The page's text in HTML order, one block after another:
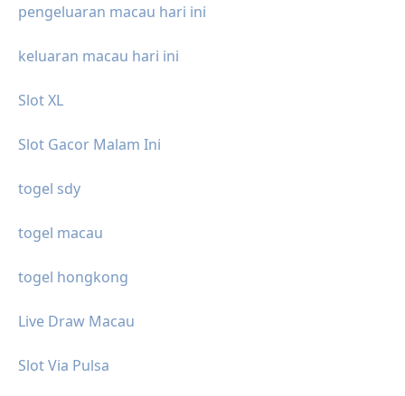
pengeluaran macau hari ini
keluaran macau hari ini
Slot XL
Slot Gacor Malam Ini
togel sdy
togel macau
togel hongkong
Live Draw Macau
Slot Via Pulsa